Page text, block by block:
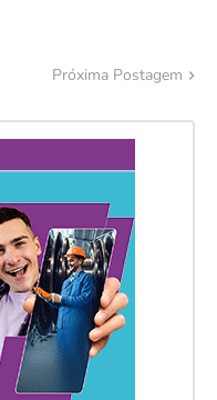
Próxima Postagem